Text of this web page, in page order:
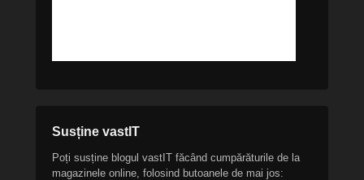
Susține vastIT
Poți susține blogul vastIT făcând cumpărăturile de la
magazinele online, folosind butoanele de mai jos: